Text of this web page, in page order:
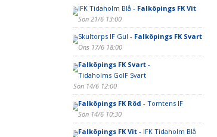
IFK Tidaholm Blå - Falköpings FK Vit
Sön 21/6 13:00
Skultorps IF Gul - Falköpings FK Svart
Ons 17/6 18:00
Falköpings FK Svart-
Tidaholms GoIF Svart
Sön 14/6 12:00
Falköpings FK Röd - Tomtens IF
Sön 14/6 10:30
Falköpings FK Vit- IFK Tidaholm Blå